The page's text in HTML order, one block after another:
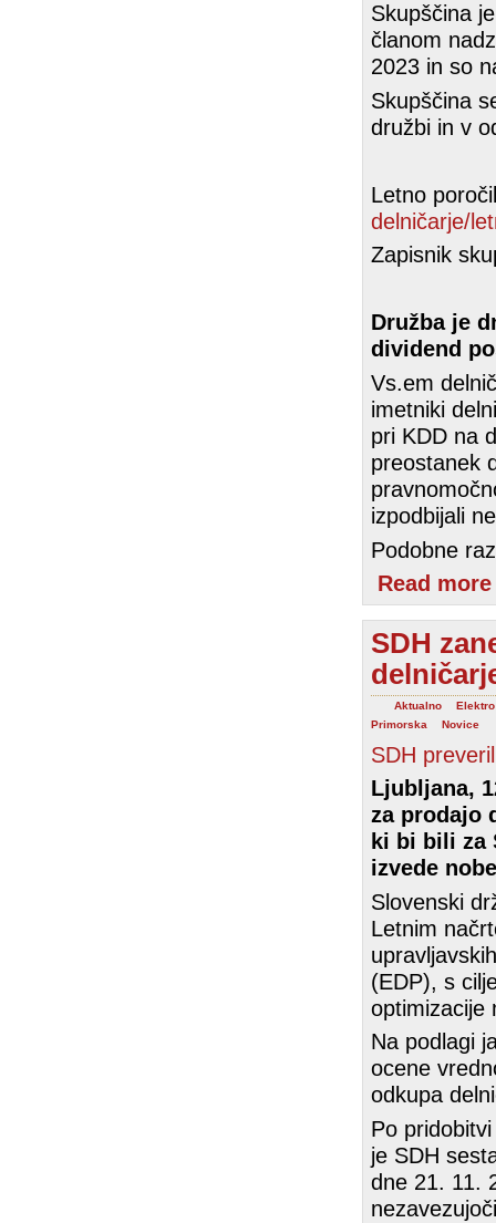
Skupščina
članom
2023 in so
Skupščina
družbi in v
Letno
delničarje/
Zapisnik
Družba je
dividend
Vs.em
imetniki
pri KDD na
preostanek
izpodbijali
Podobne
Read more
SDH
Aktualno
Primorska
Novice
SDH
Ljubljana,
za prodajo
ki bi bili za
izvede
Slovenski
Letnim
(EDP), s
optimizacije
Na podlagi
ocene
odkupa
Po
je SDH
dne 21. 11.